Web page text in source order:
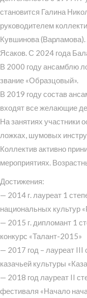
становится Галина
руководителем
Кувшинова
Ясаков. С 2024 года
В 2000 году ансамблю
звание «Образцовый».
В 2019 году состав
входят все желающие
На занятиях участники
ложках, шумовых
Коллектив активно
мероприятиях.
Достижения:
— 2014 г. лауреат 1
национальных культур
— 2015 г. дипломант 1
конкурс «Талант-2015»
— 2017 год – лауреат III
казачьей культуры
— 2018 год лауреат II
фестиваля «Начало